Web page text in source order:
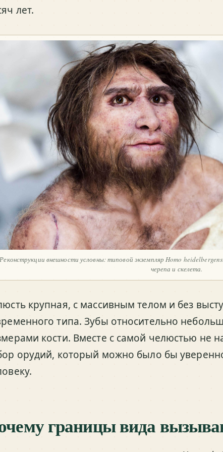
лет.
Реконструкции внешности условны: типовой экземпляр Homo
черепа и скелета.
крупная, с массивным телом и без
типа. Зубы относительно
кости. Вместе с самой челюстью не
орудий, который можно было бы
границы вида